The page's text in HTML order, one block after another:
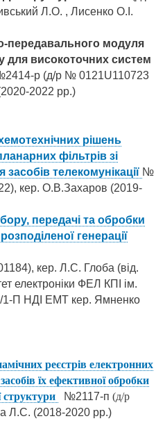
Л.О. , Лисенко О.І.
передавального модуля
для високоточних систем
р (д/р № 0121U110723
2022 рр.)
рішень
фільтрів зі
телекомунікації №
кер. О.В.Захаров (2019-
передачі та обробки
генерації
кер. Л.С. Глоба (від.
електроніки ФЕЛ КПІ ім.
1-П НДІ ЕМТ кер. Ямненко
реєстрів електронних
їх ефективної обробки
структури
№2117-п (д/р
Л.С. (2018-2020 рр.)